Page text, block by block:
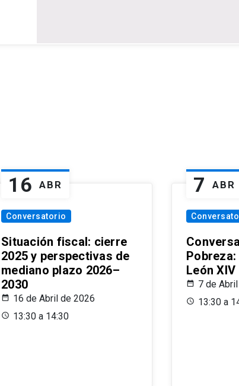
16 ABR
Conversatorio
Situación fiscal: cierre
2025 y perspectivas de
mediano plazo 2026–
2030
16 de Abril de 2026
13:30 a 14:30
7 ABR
León XIV
7 de
13:30 a